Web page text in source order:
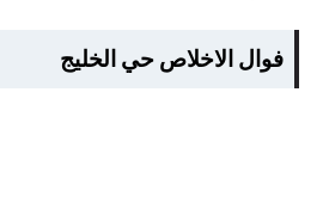
فوال الاخلاص حي الخليج